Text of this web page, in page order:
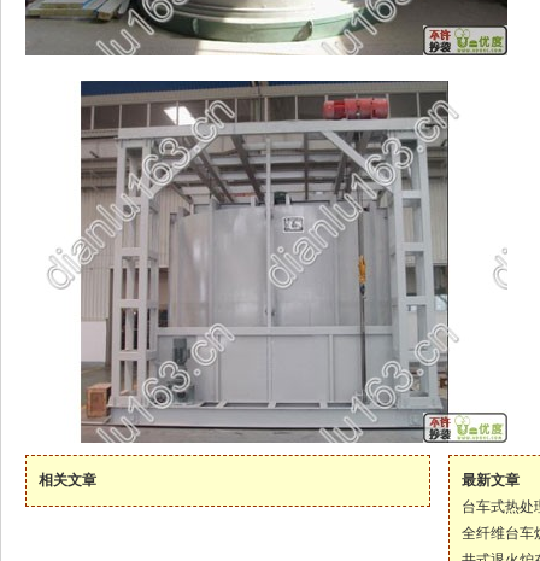
相关文章
最新文章
台车式热处
全纤维台车